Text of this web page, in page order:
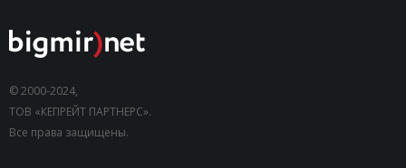
© 2000-2024,
ТОВ «КЕПРЕЙТ ПАРТНЕРС».
Все права защищены.